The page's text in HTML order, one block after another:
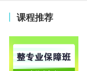
课程推荐